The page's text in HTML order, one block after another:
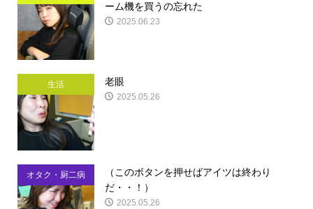
ーム機を買うの忘れた
2025.06.23
生活 老眼
2025.05.26
オタク・厨二病
（このボタンを押せばアイツは終わり
だ・・！）
2025.05.26